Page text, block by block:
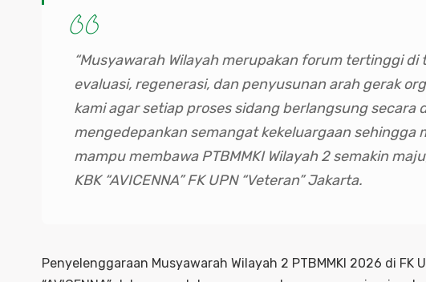
“Musyawarah Wilayah merupakan forum tertinggi
evaluasi, regenerasi, dan penyusunan arah gerak
kami agar setiap proses sidang berlangsung secara
mengedepankan semangat kekeluargaan sehingga
mampu membawa PTBMMKI Wilayah 2 semakin
KBK “AVICENNA” FK UPN “Veteran” Jakarta.
Penyelenggaraan Musyawarah Wilayah 2 PTBMMKI 2026 di FK